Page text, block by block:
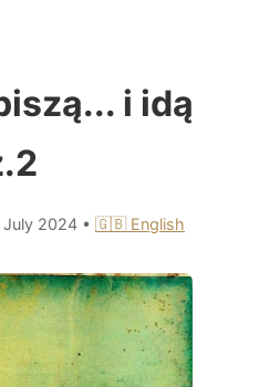
i idą
July 2024 • 🇬🇧 English